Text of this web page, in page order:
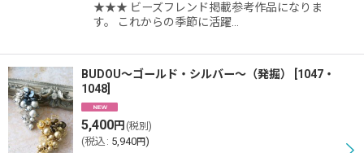
★★★ ビーズフレンド掲載参考作品になりま
す。 これからの季節に活躍…
BUDOU〜ゴールド・シルバー〜（発掘）
1047・
1048
5,400円 (税別)
(税込 : 5,940円)